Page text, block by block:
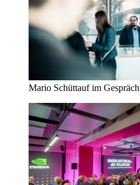
Mario Schüttauf im